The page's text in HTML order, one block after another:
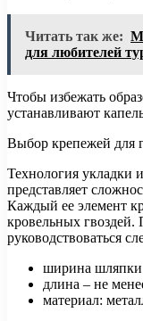
Читать так же:
для любителей
Чтобы избежать
устанавливают
Выбор крепежей для
Технология укладки
представляет
Каждый ее элемент
кровельных гвоздей.
руководствоваться
ширина шляпки
длина – не
материал: